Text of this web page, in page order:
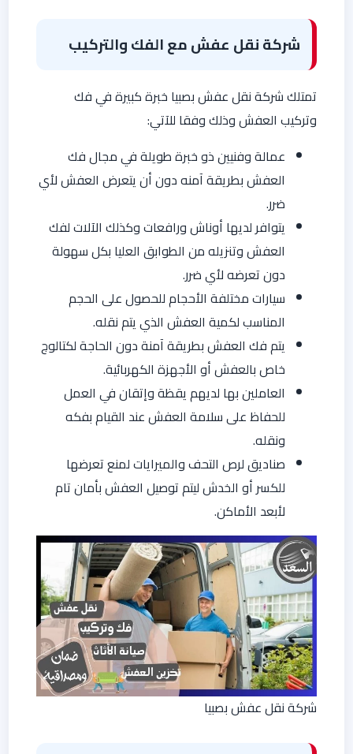
شركة نقل عفش مع الفك والتركيب
تمتلك شركة نقل عفش بصبيا خبرة كبيرة في فك
وتركيب العفش وذلك وفقا للآتي:
عمالة وفنيين ذو خبرة طويلة في مجال فك
العفش بطريقة آمنه دون أن يتعرض العفش لأي
ضرر.
يتوافر لديها أوناش ورافعات وكذلك الآلات لفك
العفش وتنزيله من الطوابق العليا بكل سهولة
دون تعرضه لأي ضرر.
سيارات مختلفة الأحجام للحصول على الحجم
المناسب لكمية العفش الذي يتم نقله.
يتم فك العفش بطريقة آمنة دون الحاجة لكتالوج
خاص بالعفش أو الأجهزة الكهربائية.
العاملين بها لديهم يقظة وإتقان في العمل
للحفاظ على سلامة العفش عند القيام بفكه
ونقله.
صناديق لرص التحف والميرايات لمنع تعرضها
للكسر أو الخدش ليتم توصيل العفش بأمان تام
لأبعد الأماكن.
شركة نقل عفش بصبيا